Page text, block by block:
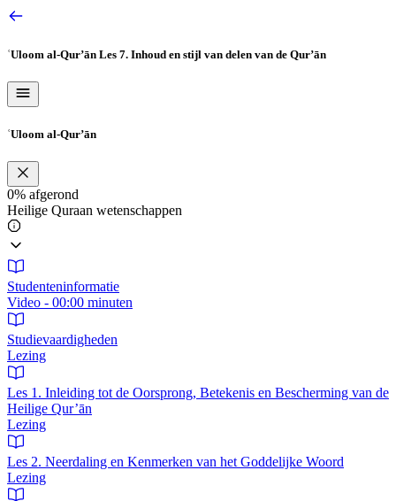
Ga
inhoud
ʿUloom al-Qur’ān Les 7. Inhoud en stijl van delen van de Qur’ān
ʿUloom al-Qur’ān
0% afgerond
Heilige Quraan wetenschappen
Studenteninformatie
Video - 00:00 minuten
Studievaardigheden
Lezing
Les 1. Inleiding tot de Oorsprong, Betekenis en Bescherming van de
Heilige Qur’ān
Lezing
Les 2. Neerdaling en Kenmerken van het Goddelijke Woord
Lezing